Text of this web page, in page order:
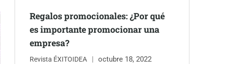
Regalos promocionales: ¿Por qué
es importante promocionar una
empresa?
Revista ÉXITOIDEA octubre 18, 2022